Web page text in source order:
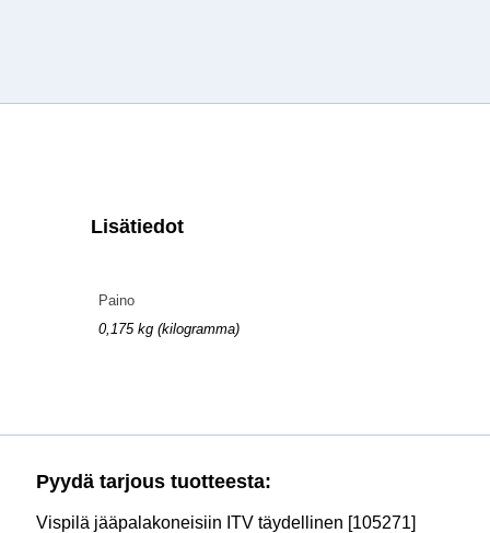
Lisätiedot
Paino
0,175 kg (kilogramma)
Pyydä tarjous tuotteesta:
Vispilä jääpalakoneisiin ITV täydellinen [105271]